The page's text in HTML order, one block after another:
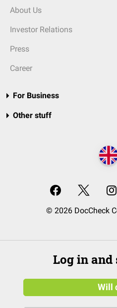
About Us
Investor Relations
Press
Career
For Business
Other stuff
© 2026 DocCheck
Log in and
Will